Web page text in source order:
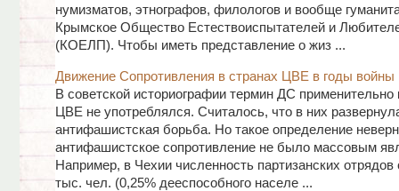
нумизматов, этнографов, филологов и вообще
Крымское Общество Естествоиспытателей и
(КОЕЛП). Чтобы иметь представление о жиз ...
Движение Сопротивления в странах ЦВЕ в годы войны
В советской историографии термин ДС применительно
ЦВЕ не употреблялся. Считалось, что в них
антифашистская борьба. Но такое определение
антифашистское сопротивление не было массовым
Например, в Чехии численность партизанских отрядов
тыс. чел. (0,25% дееспособного населе ...